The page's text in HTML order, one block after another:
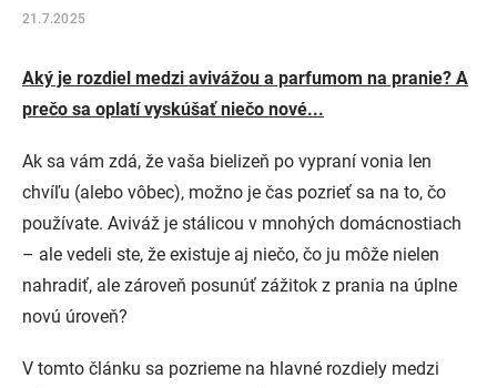
21.7.2025
Aký je rozdiel medzi avivážou a parfumom na pranie? A
prečo sa oplatí vyskúšať niečo nové...
Ak sa vám zdá, že vaša bielizeň po vypraní vonia len
chvíľu (alebo vôbec), možno je čas pozrieť sa na to, čo
používate. Aviváž je stálicou v mnohých domácnostiach
– ale vedeli ste, že existuje aj niečo, čo ju môže nielen
nahradiť, ale zároveň posunúť zážitok z prania na úplne
novú úroveň?
V tomto článku sa pozrieme na hlavné rozdiely medzi